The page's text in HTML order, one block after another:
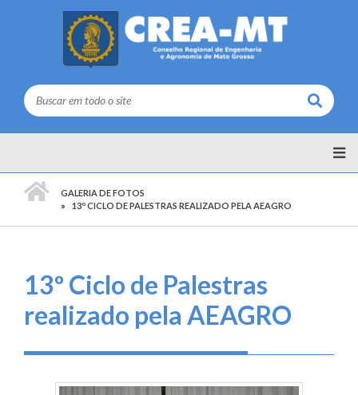
Buscar
GALERIA DE FOTOS
13º CICLO DE PALESTRAS REALIZADO PELA AEAGRO
13º Ciclo de Palestras
realizado pela AEAGRO